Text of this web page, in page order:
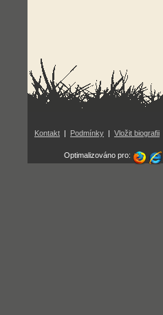
Kontakt | Podmínky | Vložit biografii
Optimalizováno pro: